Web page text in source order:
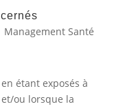
Management Santé
étant exposés à
ou lorsque la